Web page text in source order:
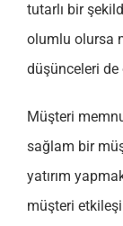
tutarlı bir
olumlu olursa
düşünceleri de
Müşteri
sağlam bir
yatırım
müşteri